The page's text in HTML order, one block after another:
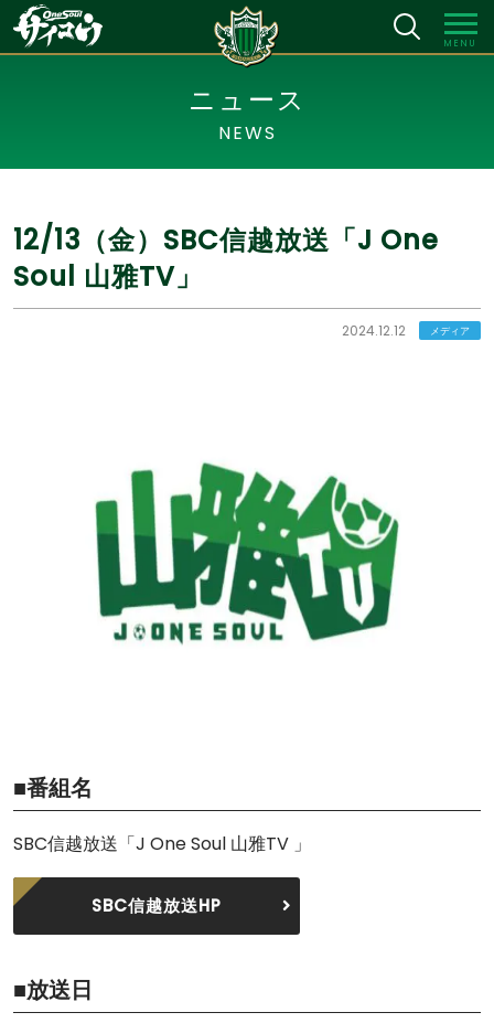
MENU
ニュース
NEWS
12/13（金）SBC信越放送「J One
Soul 山雅TV」
2024.12.12 メディア
■番組名
SBC信越放送「J One Soul 山雅TV 」
SBC信越放送HP
■放送日